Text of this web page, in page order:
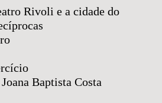
Rivoli e a cidade do
Baptista Costa